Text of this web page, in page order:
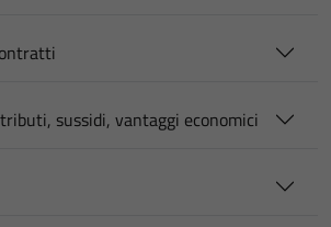
sussidi, vantaggi economici